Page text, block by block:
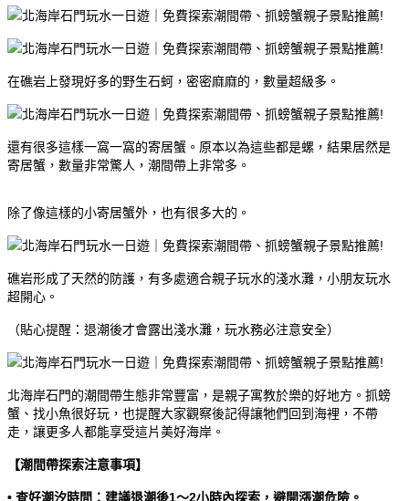
在礁岩上發現好多的野生石蚵，密密麻麻的，數量超級多。
還有很多這樣一窩一窩的寄居蟹。原本以為這些都是螺，結果居然是
寄居蟹，數量非常驚人，潮間帶上非常多。
除了像這樣的小寄居蟹外，也有很多大的。
礁岩形成了天然的防護，有多處適合親子玩水的淺水灘，小朋友玩水
超開心。
（貼心提醒：退潮後才會露出淺水灘，玩水務必注意安全）
北海岸石門的潮間帶生態非常豐富，是親子寓教於樂的好地方。抓螃
蟹、找小魚很好玩，也提醒大家觀察後記得讓牠們回到海裡，不帶
走，讓更多人都能享受這片美好海岸。
【潮間帶探索注意事項】
• 查好潮汐時間：建議退潮後1～2小時內探索，避開漲潮危險。